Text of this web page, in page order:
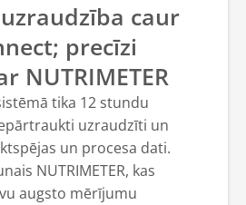
caur
precīzi
NUTRIMETER
tika 12 stundu
uzraudzīti un
un procesa dati.
NUTRIMETER, kas
augsto mērījumu